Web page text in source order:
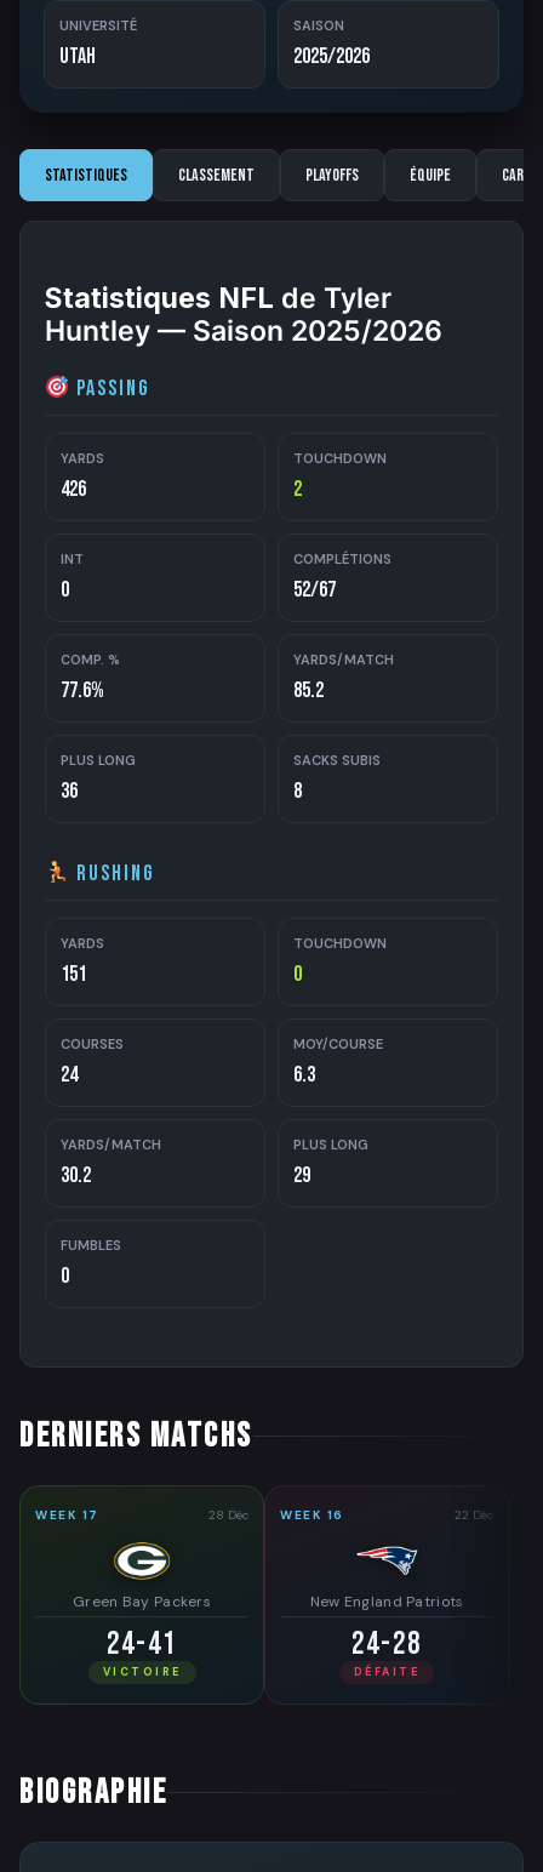
UNIVERSITÉ
Utah
SAISON
2025/2026
Statistiques Classement Playoffs Équipe
Statistiques NFL de Tyler
Huntley — Saison 2025/2026
Passing
YARDS
426
TOUCHDOWN
2
INT
0
COMPLÉTIONS
52/67
COMP. %
77.6%
YARDS/MATCH
85.2
PLUS LONG
36
SACKS SUBIS
8
Rushing
YARDS
151
TOUCHDOWN
0
COURSES
24
MOY/COURSE
6.3
YARDS/MATCH
30.2
PLUS LONG
29
FUMBLES
0
DERNIERS MATCHS
WEEK 17 28 Déc
Green Bay Packers
24-41
VICTOIRE
WEEK 16 22 Déc
New England Patriots
24-28
DÉFAITE
BIOGRAPHIE